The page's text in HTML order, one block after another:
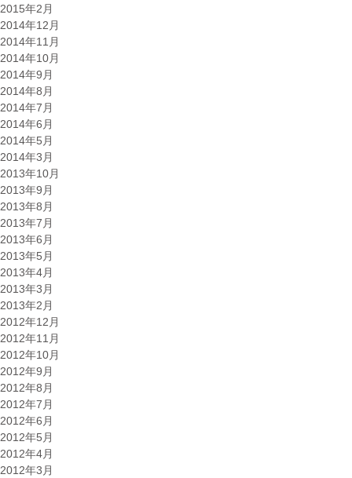
2015年2月
2014年12月
2014年11月
2014年10月
2014年9月
2014年8月
2014年7月
2014年6月
2014年5月
2014年3月
2013年10月
2013年9月
2013年8月
2013年7月
2013年6月
2013年5月
2013年4月
2013年3月
2013年2月
2012年12月
2012年11月
2012年10月
2012年9月
2012年8月
2012年7月
2012年6月
2012年5月
2012年4月
2012年3月